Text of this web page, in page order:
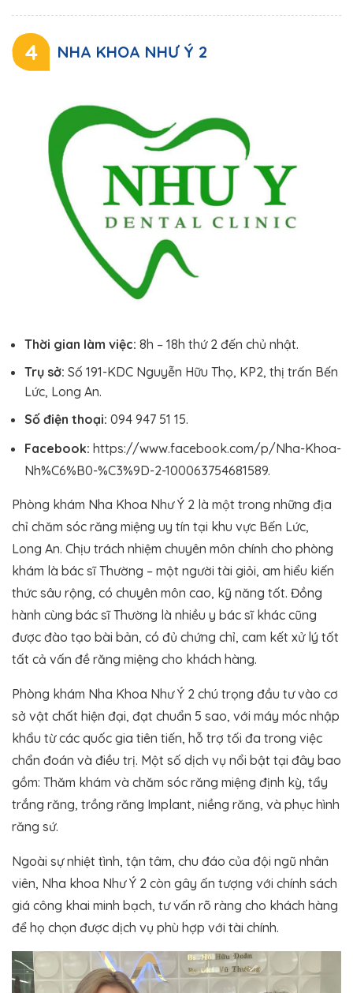
4 NHA KHOA NHƯ Ý 2
Thời gian làm việc: 8h – 18h thứ 2 đến chủ nhật.
Trụ sở: Số 191-KDC Nguyễn Hữu Thọ, KP2, thị trấn Bến
Lức, Long An.
Số điện thoại: 094 947 51 15.
Facebook: https://www.facebook.com/p/Nha-Khoa-
Nh%C6%B0-%C3%9D-2-100063754681589.
Phòng khám Nha Khoa Như Ý 2 là một trong những địa
chỉ chăm sóc răng miệng uy tín tại khu vực Bến Lức,
Long An. Chịu trách nhiệm chuyên môn chính cho phòng
khám là bác sĩ Thường – một người tài giỏi, am hiểu kiến
thức sâu rộng, có chuyên môn cao, kỹ năng tốt. Đồng
hành cùng bác sĩ Thường là nhiều y bác sĩ khác cũng
được đào tạo bài bản, có đủ chứng chỉ, cam kết xử lý tốt
tất cả vấn đề răng miệng cho khách hàng.
Phòng khám Nha Khoa Như Ý 2 chú trọng đầu tư vào cơ
sở vật chất hiện đại, đạt chuẩn 5 sao, với máy móc nhập
khẩu từ các quốc gia tiên tiến, hỗ trợ tối đa trong việc
chẩn đoán và điều trị. Một số dịch vụ nổi bật tại đây bao
gồm: Thăm khám và chăm sóc răng miệng định kỳ, tẩy
trắng răng, trồng răng Implant, niềng răng, và phục hình
răng sứ.
Ngoài sự nhiệt tình, tận tâm, chu đáo của đội ngũ nhân
viên, Nha khoa Như Ý 2 còn gây ấn tượng với chính sách
giá công khai minh bạch, tư vấn rõ ràng cho khách hàng
để họ chọn được dịch vụ phù hợp với tài chính.